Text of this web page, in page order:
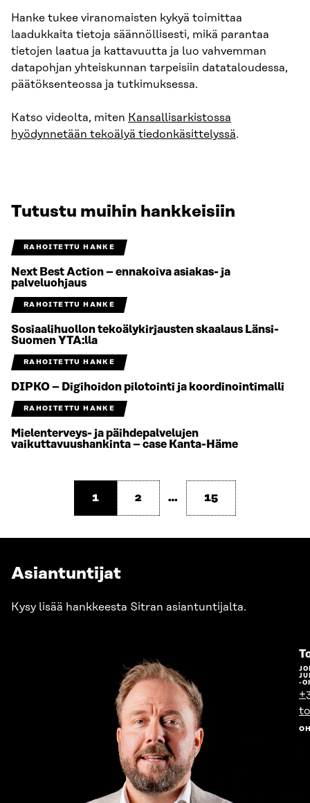
Hanke tukee viranomaisten kykyä toimittaa
laadukkaita tietoja säännöllisesti, mikä parantaa
tietojen laatua ja kattavuutta ja luo vahvemman
datapohjan yhteiskunnan tarpeisiin datataloudessa,
päätöksenteossa ja tutkimuksessa.
Katso videolta, miten Kansallisarkistossa
hyödynnetään tekoälyä tiedonkäsittelyssä.
Tutustu muihin hankkeisiin
RAHOITETTU HANKE
Next Best Action – ennakoiva asiakas- ja
palveluohjaus
RAHOITETTU HANKE
Sosiaalihuollon tekoälykirjausten skaalaus Länsi-
Suomen YTA:lla
RAHOITETTU HANKE
DIPKO – Digihoidon pilotointi ja koordinointimalli
RAHOITETTU HANKE
Mielenterveys- ja päihdepalvelujen
vaikuttavuushankinta – case Kanta-Häme
1 2 … 15
Asiantuntijat
Kysy lisää hankkeesta Sitran asiantuntijalta.
-